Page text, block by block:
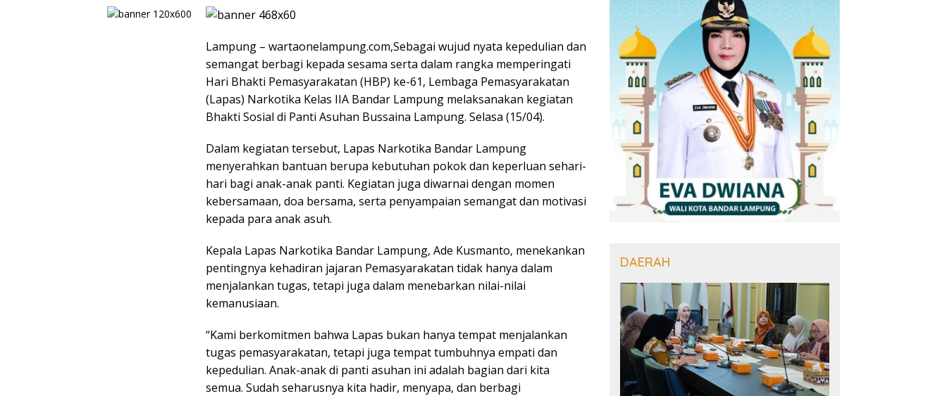
Lampung – wartaonelampung.com,Sebagai wujud nyata kepedulian dan
semangat berbagi kepada sesama serta dalam rangka memperingati
Hari Bhakti Pemasyarakatan (HBP) ke-61, Lembaga Pemasyarakatan
(Lapas) Narkotika Kelas IIA Bandar Lampung melaksanakan kegiatan
Bhakti Sosial di Panti Asuhan Bussaina Lampung. Selasa (15/04).
Dalam kegiatan tersebut, Lapas Narkotika Bandar Lampung
menyerahkan bantuan berupa kebutuhan pokok dan keperluan sehari-
hari bagi anak-anak panti. Kegiatan juga diwarnai dengan momen
kebersamaan, doa bersama, serta penyampaian semangat dan motivasi
kepada para anak asuh.
Kepala Lapas Narkotika Bandar Lampung, Ade Kusmanto, menekankan
pentingnya kehadiran jajaran Pemasyarakatan tidak hanya dalam
menjalankan tugas, tetapi juga dalam menebarkan nilai-nilai
kemanusiaan.
“Kami berkomitmen bahwa Lapas bukan hanya tempat menjalankan
tugas pemasyarakatan, tetapi juga tempat tumbuhnya empati dan
kepedulian. Anak-anak di panti asuhan ini adalah bagian dari kita
semua. Sudah seharusnya kita hadir, menyapa, dan berbagi
DAERAH